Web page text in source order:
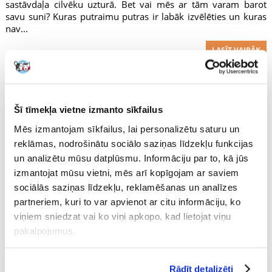
Šī tīmekļa vietne izmanto sīkfailus
Mēs izmantojam sīkfailus, lai personalizētu saturu un
reklāmas, nodrošinātu sociālo saziņas līdzekļu funkcijas
un analizētu mūsu datplūsmu. Informāciju par to, kā jūs
izmantojat mūsu vietni, mēs arī kopīgojam ar saviem
sociālās saziņas līdzekļu, reklamēšanas un analīzes
partneriem, kuri to var apvienot ar citu informāciju, ko
viņiem sniedzat vai ko viņi apkopo, kad lietojat viņu
pakalpojumus.
Rādīt detalizēti
sastāvdaļa cilvēku uzturā. Bet vai mēs ar tām varam barot
savu suni? Kuras putraimu putras ir labāk izvēlēties un kuras
nav...
LASĪT VAIRĀK